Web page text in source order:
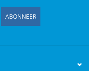
ABONNEER